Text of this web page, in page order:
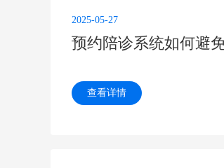
2025-05-27
预约陪诊系统如何避
查看详情